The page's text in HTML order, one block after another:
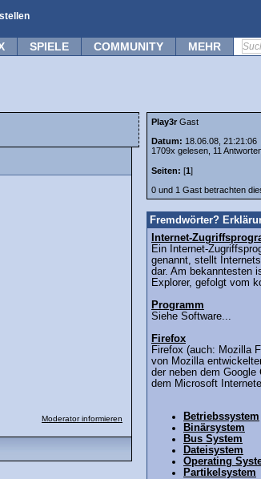
SPIELE COMMUNITY MEHR
Moderator informieren
Play3r Gast
Datum: 18.06.08, 21:21:06
1709x gelesen, 11
Seiten: [1]
0 und 1 Gast betrachten
Fremdwörter?
Internet-
Ein Internet-
genannt, stellt
dar. Am bekanntesten
Explorer, gefolgt vom
Programm
Siehe Software...
Firefox
Firefox (auch: Mozilla
von Mozilla
der neben dem Google
dem Microsoft
Betriebssystem
Binärsystem
Bus System
Dateisystem
Operating
Partikelsystem